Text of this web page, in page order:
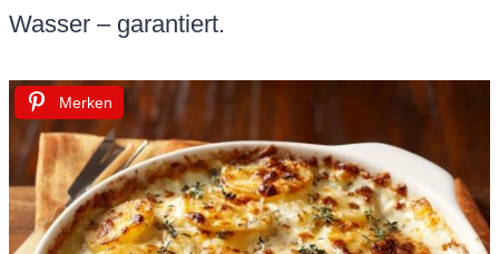
Wasser – garantiert.
Merken